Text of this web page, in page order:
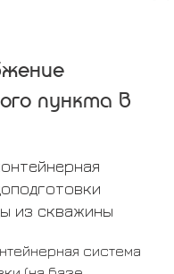
пункта в
из скважины
система